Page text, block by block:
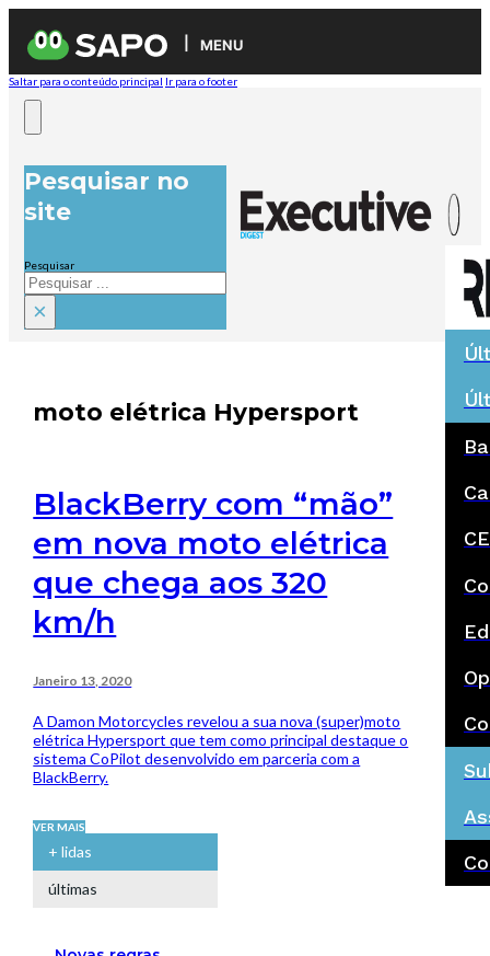
MENU
Saltar para o conteúdo principal Ir para o footer
Pesquisar no
site
Pesquisar
×
moto elétrica Hypersport
BlackBerry com “mão”
em nova moto elétrica
que chega aos 320
km/h
Janeiro 13, 2020
A Damon Motorcycles revelou a sua nova (super)moto
elétrica Hypersport que tem como principal destaque o
sistema CoPilot desenvolvido em parceria com a
BlackBerry.
VER MAIS
+ lidas
últimas